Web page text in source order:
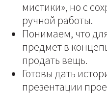
мистики», но с
ручной работы.
Понимаем, что
предмет в
продать вещь.
Готовы дать
презентации